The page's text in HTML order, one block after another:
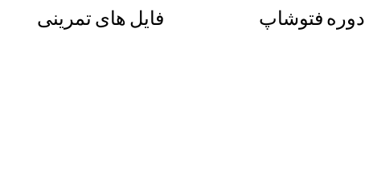
فایل های تمرینی دوره فتوشاپ